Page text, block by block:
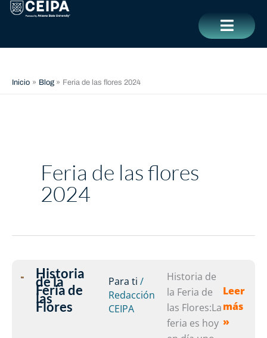
contenido
Inicio Blog Feria de las flores 2024
Feria de las flores
2024
Historia
de la
Feria de
las
Flores
Para ti /
Redacción
CEIPA
Historia de
la Feria de
las Flores:La
feria es hoy
de
la
Feria
Leer
más
»